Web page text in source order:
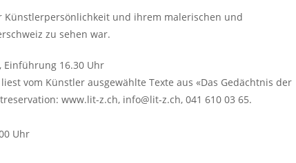
Künstlerpersönlichkeit und ihrem malerischen und
zu sehen war.
Einführung 16.30 Uhr
vom Künstler ausgewählte Texte aus «Das Gedächtnis der
www.lit-z.ch, info@lit-z.ch, 041 610 03 65.
Uhr